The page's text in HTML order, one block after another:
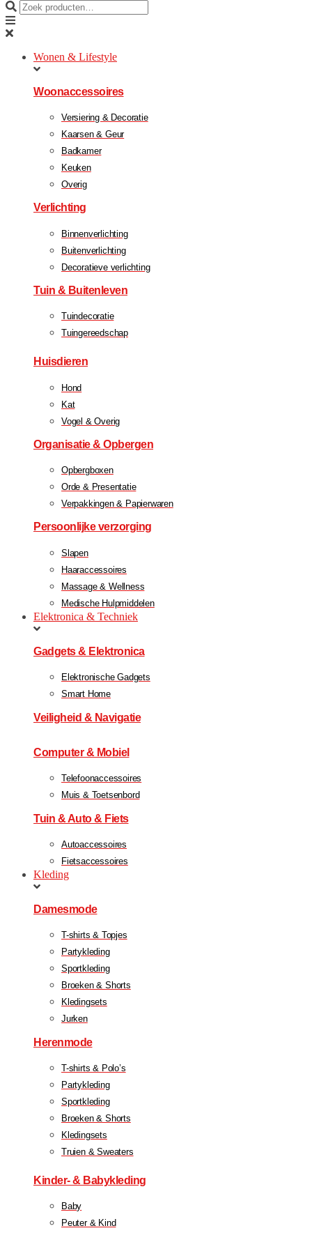
Wonen & Lifestyle
Woonaccessoires
Versiering & Decoratie
Kaarsen & Geur
Badkamer
Keuken
Overig
Verlichting
Binnenverlichting
Buitenverlichting
Decoratieve verlichting
Tuin & Buitenleven
Tuindecoratie
Tuingereedschap
Huisdieren
Hond
Kat
Vogel & Overig
Organisatie & Opbergen
Opbergboxen
Orde & Presentatie
Verpakkingen & Papierwaren
Persoonlijke verzorging
Slapen
Haaraccessoires
Massage & Wellness
Medische Hulpmiddelen
Elektronica & Techniek
Gadgets & Elektronica
Elektronische Gadgets
Smart Home
Veiligheid & Navigatie
Computer & Mobiel
Telefoonaccessoires
Muis & Toetsenbord
Tuin & Auto & Fiets
Autoaccessoires
Fietsaccessoires
Kleding
Damesmode
T-shirts & Topjes
Partykleding
Sportkleding
Broeken & Shorts
Kledingsets
Jurken
Herenmode
T-shirts & Polo’s
Partykleding
Sportkleding
Broeken & Shorts
Kledingsets
Truien & Sweaters
Kinder- & Babykleding
Baby
Peuter & Kind